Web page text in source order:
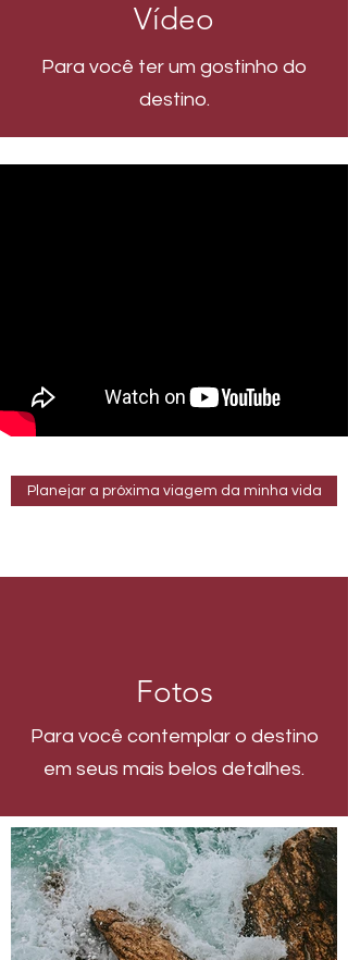
Vídeo
Para você ter um gostinho do
destino.
Planejar a próxima viagem da minha vida
Fotos
Para você contemplar o destino
em seus mais belos detalhes.